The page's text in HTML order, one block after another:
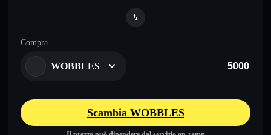
Compra
WOBBLES
Scambia WOBBLES